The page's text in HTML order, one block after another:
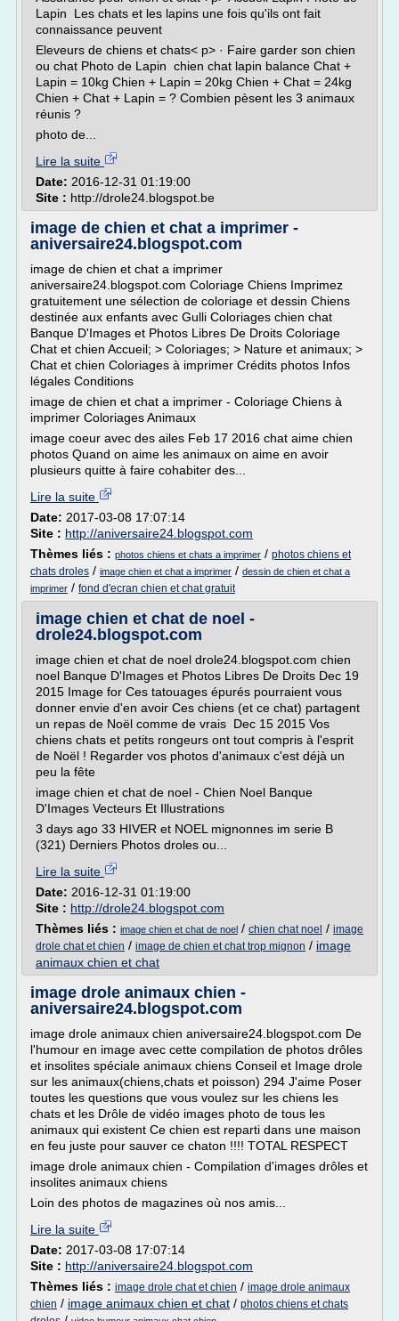
Lapin Les chats et les lapins une fois qu'ils ont fait
connaissance peuvent
Eleveurs de chiens et chats< p> · Faire garder son chien
ou chat Photo de Lapin chien chat lapin balance Chat +
Lapin = 10kg Chien + Lapin = 20kg Chien + Chat = 24kg
Chien + Chat + Lapin = ? Combien pèsent les 3 animaux
réunis ?
photo de...
Lire la suite
Date: 2016-12-31 01:19:00
Site : http://drole24.blogspot.be
image de chien et chat a imprimer -
aniversaire24.blogspot.com
image de chien et chat a imprimer
aniversaire24.blogspot.com Coloriage Chiens Imprimez
gratuitement une sélection de coloriage et dessin Chiens
destinée aux enfants avec Gulli Coloriages chien chat
Banque D'Images et Photos Libres De Droits Coloriage
Chat et chien Accueil; > Coloriages; > Nature et animaux; >
Chat et chien Coloriages à imprimer Crédits photos Infos
légales Conditions
image de chien et chat a imprimer - Coloriage Chiens à
imprimer Coloriages Animaux
image coeur avec des ailes Feb 17 2016 chat aime chien
photos Quand on aime les animaux on aime en avoir
plusieurs quitte à faire cohabiter des...
Lire la suite
Date: 2017-03-08 17:07:14
Site : http://aniversaire24.blogspot.com
Thèmes liés : photos chiens et chats a imprimer / photos chiens et
chats droles / image chien et chat a imprimer / dessin de chien et chat a
imprimer / fond d'ecran chien et chat gratuit
image chien et chat de noel -
drole24.blogspot.com
image chien et chat de noel drole24.blogspot.com chien
noel Banque D'Images et Photos Libres De Droits Dec 19
2015 Image for Ces tatouages épurés pourraient vous
donner envie d'en avoir Ces chiens (et ce chat) partagent
un repas de Noël comme de vrais Dec 15 2015 Vos
chiens chats et petits rongeurs ont tout compris à l'esprit
de Noël ! Regarder vos photos d'animaux c'est déjà un
peu la fête
image chien et chat de noel - Chien Noel Banque
D'Images Vecteurs Et Illustrations
3 days ago 33 HIVER et NOEL mignonnes im serie B
(321) Derniers Photos droles ou...
Lire la suite
Date: 2016-12-31 01:19:00
Site : http://drole24.blogspot.com
Thèmes liés : image chien et chat de noel / chien chat noel / image
drole chat et chien / image de chien et chat trop mignon / image
animaux chien et chat
image drole animaux chien -
aniversaire24.blogspot.com
image drole animaux chien aniversaire24.blogspot.com De
l'humour en image avec cette compilation de photos drôles
et insolites spéciale animaux chiens Conseil et Image drole
sur les animaux(chiens,chats et poisson) 294 J'aime Poser
toutes les questions que vous voulez sur les chiens les
chats et les Drôle de vidéo images photo de tous les
animaux qui existent Ce chien est reparti dans une maison
en feu juste pour sauver ce chaton !!!! TOTAL RESPECT
image drole animaux chien - Compilation d'images drôles et
insolites animaux chiens
Loin des photos de magazines où nos amis...
Lire la suite
Date: 2017-03-08 17:07:14
Site : http://aniversaire24.blogspot.com
Thèmes liés : image drole chat et chien / image drole animaux
chien / image animaux chien et chat / photos chiens et chats